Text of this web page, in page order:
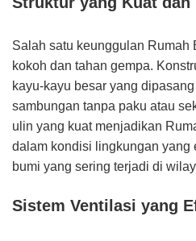
Salah satu keunggulan Rumah
kokoh dan tahan gempa.
kayu-kayu besar yang
sambungan tanpa paku atau
ulin yang kuat menjadikan
dalam kondisi lingkungan yang
bumi yang sering terjadi di
Sistem Ventilasi yang